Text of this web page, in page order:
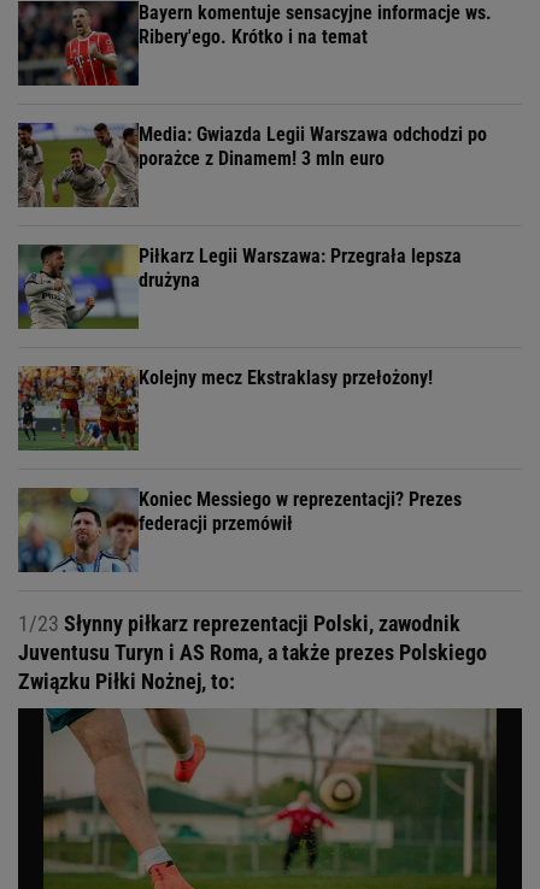
Bayern komentuje sensacyjne informacje ws.
Ribery'ego. Krótko i na temat
Media: Gwiazda Legii Warszawa odchodzi po
porażce z Dinamem! 3 mln euro
Piłkarz Legii Warszawa: Przegrała lepsza
drużyna
Kolejny mecz Ekstraklasy przełożony!
Koniec Messiego w reprezentacji? Prezes
federacji przemówił
1/23 Słynny piłkarz reprezentacji Polski, zawodnik
Juventusu Turyn i AS Roma, a także prezes Polskiego
Związku Piłki Nożnej, to: